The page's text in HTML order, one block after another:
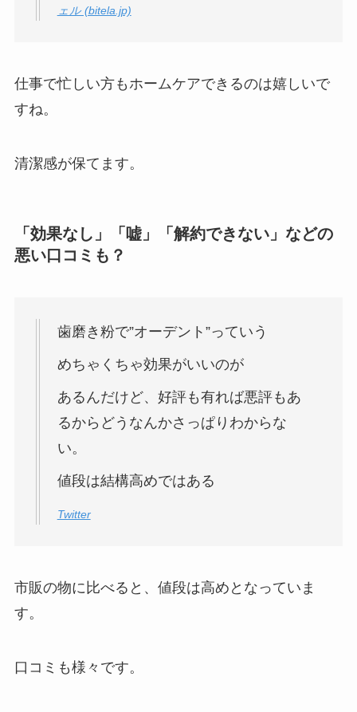
ェル (bitela.jp)
仕事で忙しい方もホームケアできるのは嬉しいで
すね。
清潔感が保てます。
「効果なし」「嘘」「解約できない」などの
悪い口コミも？
歯磨き粉で”オーデント”っていう
めちゃくちゃ効果がいいのが
あるんだけど、好評も有れば悪評もあ
るからどうなんかさっぱりわからな
い。
値段は結構高めではある
Twitter
市販の物に比べると、値段は高めとなっていま
す。
口コミも様々です。